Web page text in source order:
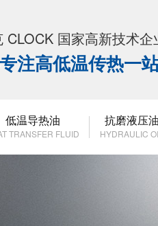
CLOCK 国家高新技术企
注高低温传热一
低温导热油
TRANSFER FLUID
抗磨液压油
HYDRAULIC